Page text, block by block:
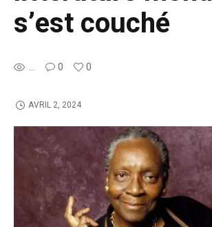
s’est couché
... 0 0
AVRIL 2, 2024